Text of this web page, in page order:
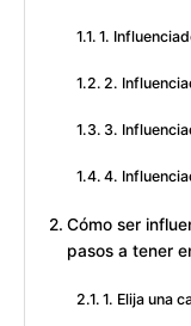
1.
2.
3.
4.
Cómo ser
pasos a tener
1. Elija una